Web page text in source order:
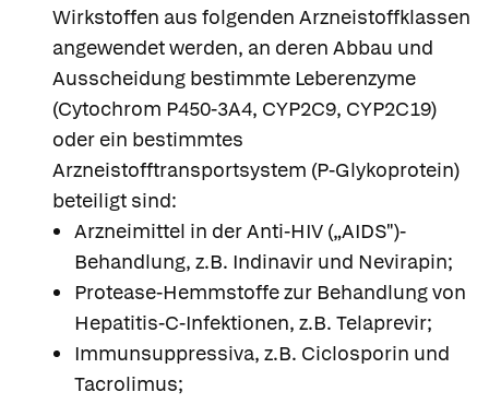
Wirkstoffen aus folgenden Arzneistoffklassen
angewendet werden, an deren Abbau und
Ausscheidung bestimmte Leberenzyme
(Cytochrom P450-3A4, CYP2C9, CYP2C19)
oder ein bestimmtes
Arzneistofftransportsystem (P-Glykoprotein)
beteiligt sind:
Arzneimittel in der Anti-HIV („AIDS")-
Behandlung, z.B. Indinavir und Nevirapin;
Protease-Hemmstoffe zur Behandlung von
Hepatitis-C-Infektionen, z.B. Telaprevir;
Immunsuppressiva, z.B. Ciclosporin und
Tacrolimus;